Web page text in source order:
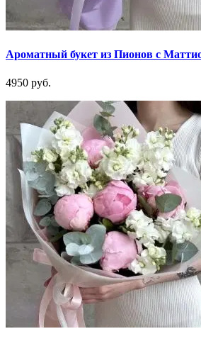
Ароматный букет из Пионов с
4950 руб.